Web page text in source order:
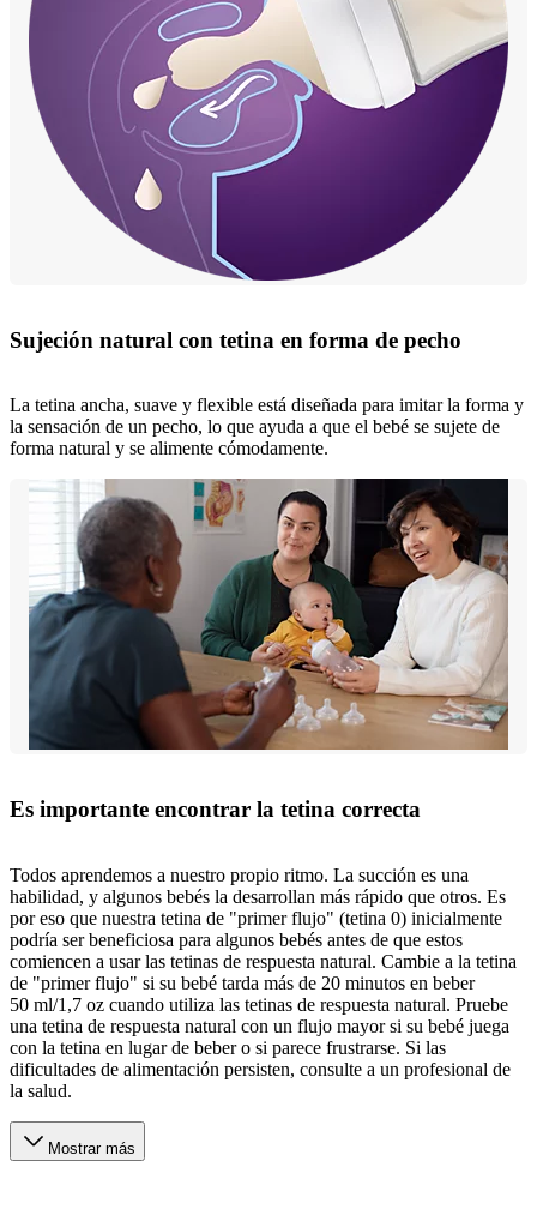
Sujeción natural con tetina en forma de pecho
La tetina ancha, suave y flexible está diseñada para imitar la forma y
la sensación de un pecho, lo que ayuda a que el bebé se sujete de
forma natural y se alimente cómodamente.
Es importante encontrar la tetina correcta
Todos aprendemos a nuestro propio ritmo. La succión es una
habilidad, y algunos bebés la desarrollan más rápido que otros. Es
por eso que nuestra tetina de "primer flujo" (tetina 0) inicialmente
podría ser beneficiosa para algunos bebés antes de que estos
comiencen a usar las tetinas de respuesta natural. Cambie a la tetina
de "primer flujo" si su bebé tarda más de 20 minutos en beber
50 ml/1,7 oz cuando utiliza las tetinas de respuesta natural. Pruebe
una tetina de respuesta natural con un flujo mayor si su bebé juega
con la tetina en lugar de beber o si parece frustrarse. Si las
dificultades de alimentación persisten, consulte a un profesional de
la salud.
Mostrar más